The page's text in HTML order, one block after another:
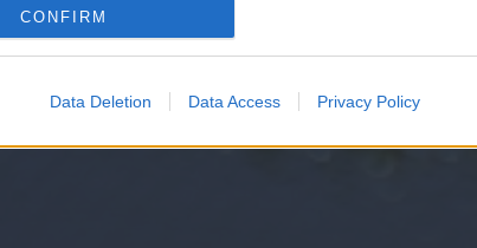
CONFIRM
Data Deletion Data Access Privacy Policy